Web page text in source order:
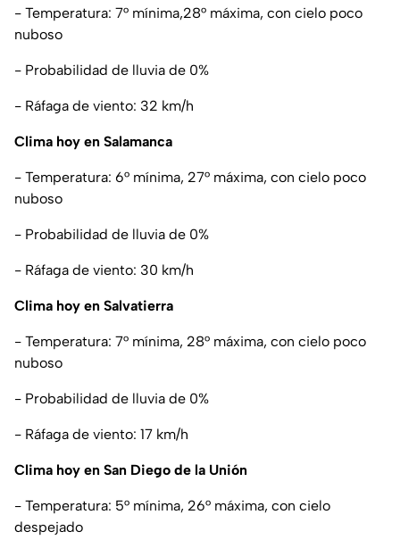
- Temperatura: 7° mínima,28° máxima, con cielo poco
nuboso
- Probabilidad de lluvia de 0%
- Ráfaga de viento: 32 km/h
Clima hoy en Salamanca
- Temperatura: 6° mínima, 27° máxima, con cielo poco
nuboso
- Probabilidad de lluvia de 0%
- Ráfaga de viento: 30 km/h
Clima hoy en Salvatierra
- Temperatura: 7° mínima, 28° máxima, con cielo poco
nuboso
- Probabilidad de lluvia de 0%
- Ráfaga de viento: 17 km/h
Clima hoy en San Diego de la Unión
- Temperatura: 5° mínima, 26° máxima, con cielo
despejado